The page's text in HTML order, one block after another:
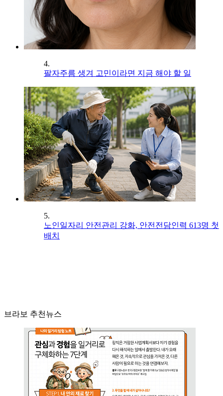
4.
팔자주름 생겨 고민이라면 지금 해야 할 일
5.
노인일자리 안전관리 강화, 안전전담인력 613명 첫
배치
브라보 추천뉴스